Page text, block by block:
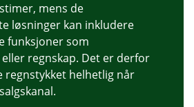
mens de
løsninger kan inkludere
funksjoner som
regnskap. Det er derfor
regnstykket helhetlig når